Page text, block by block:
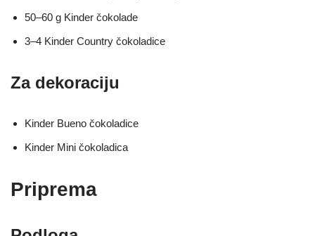
50–60 g Kinder čokolade
3–4 Kinder Country čokoladice
Za dekoraciju
Kinder Bueno čokoladice
Kinder Mini čokoladica
Priprema